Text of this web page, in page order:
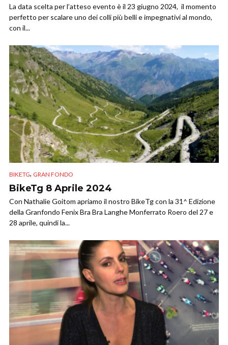
La data scelta per l’atteso evento è il 23 giugno 2024, il momento
perfetto per scalare uno dei colli più belli e impegnativi al mondo,
con il...
BIKETG, GRAN FONDO
BikeTg 8 Aprile 2024
Con Nathalie Goitom apriamo il nostro BikeTg con la 31^ Edizione
della Granfondo Fenix Bra Bra Langhe Monferrato Roero del 27 e
28 aprile, quindi la...